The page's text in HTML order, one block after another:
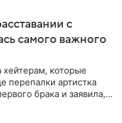
с
самого важного
хейтерам, которые
перепалки артистка
брака и заявила,